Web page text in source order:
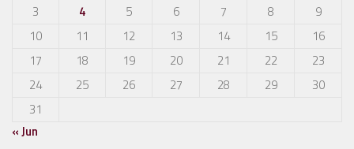
3
4 5 6 7 8
9
10
11 12 13 14 15
16
17
18 19 20 21 22
23
24
25 26 27 28 29
30
31
« Jun